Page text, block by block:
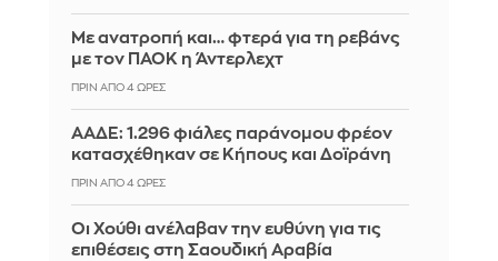
Με ανατροπή και… φτερά για τη ρεβάνς
με τον ΠΑΟΚ η Άντερλεχτ
ΠΡΙΝ ΑΠΌ 4 ΏΡΕΣ
ΑΑΔΕ: 1.296 φιάλες παράνομου φρέον
κατασχέθηκαν σε Κήπους και Δοϊράνη
ΠΡΙΝ ΑΠΌ 4 ΏΡΕΣ
Οι Χούθι ανέλαβαν την ευθύνη για τις
επιθέσεις στη Σαουδική Αραβία